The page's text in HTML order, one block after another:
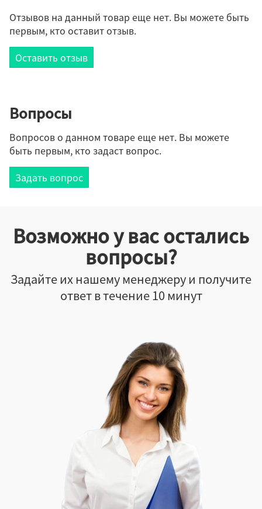
Отзывов на данный товар еще нет. Вы можете быть
первым, кто оставит отзыв.
Оставить отзыв
Вопросы
Вопросов о данном товаре еще нет. Вы можете
быть первым, кто задаст вопрос.
Задать вопрос
Возможно у вас остались
вопросы?
Задайте их нашему менеджеру и получите
ответ в течение 10 минут